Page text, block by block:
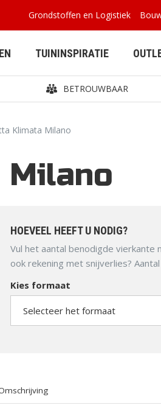
BETONPLATEN
MUUR EN
OPSLUITING
TUININSPIRATIE
Grondstoffen en Logistiek
BETROUWBAAR
Klimata Milano
Milano
HOEVEEL HEEFT U NODIG?
Vul het aantal benodigde
ook rekening met snijverlies?
Kies formaat